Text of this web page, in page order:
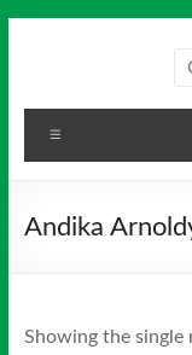
Media
Andika
Showing the single